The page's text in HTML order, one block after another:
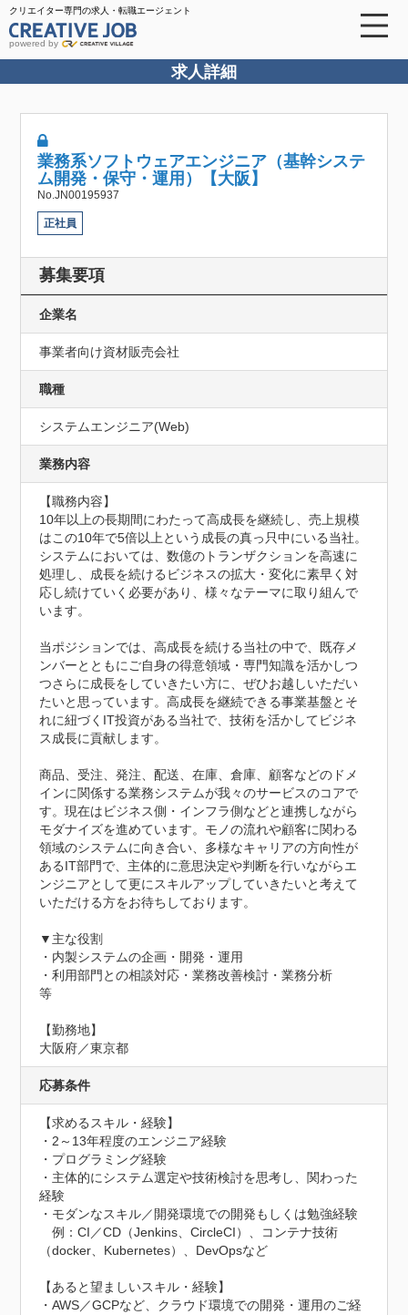
クリエイター専門の求人・転職エージェント
powered by
求人詳細
業務系ソフトウェアエンジニア（基幹システ
ム開発・保守・運用）【大阪】
No.JN00195937
正社員
募集要項
企業名
事業者向け資材販売会社
職種
システムエンジニア(Web)
業務内容
【職務内容】
10年以上の長期間にわたって高成長を継続し、売上規模
はこの10年で5倍以上という成長の真っ只中にいる当社。
システムにおいては、数億のトランザクションを高速に
処理し、成長を続けるビジネスの拡大・変化に素早く対
応し続けていく必要があり、様々なテーマに取り組んで
います。
当ポジションでは、高成長を続ける当社の中で、既存メ
ンバーとともにご自身の得意領域・専門知識を活かしつ
つさらに成長をしていきたい方に、ぜひお越しいただい
たいと思っています。高成長を継続できる事業基盤とそ
れに紐づくIT投資がある当社で、技術を活かしてビジネ
ス成長に貢献します。
商品、受注、発注、配送、在庫、倉庫、顧客などのドメ
インに関係する業務システムが我々のサービスのコアで
す。現在はビジネス側・インフラ側などと連携しながら
モダナイズを進めています。モノの流れや顧客に関わる
領域のシステムに向き合い、多様なキャリアの方向性が
あるIT部門で、主体的に意思決定や判断を行いながらエ
ンジニアとして更にスキルアップしていきたいと考えて
いただける方をお待ちしております。
▼主な役割
・内製システムの企画・開発・運用
・利用部門との相談対応・業務改善検討・業務分析
等
【勤務地】
大阪府／東京都
応募条件
【求めるスキル・経験】
・2～13年程度のエンジニア経験
・プログラミング経験
・主体的にシステム選定や技術検討を思考し、関わった
経験
・モダンなスキル／開発環境での開発もしくは勉強経験
例：CI／CD（Jenkins、CircleCI）、コンテナ技術
（docker、Kubernetes）、DevOpsなど
【あると望ましいスキル・経験】
・AWS／GCPなど、クラウド環境での開発・運用のご経